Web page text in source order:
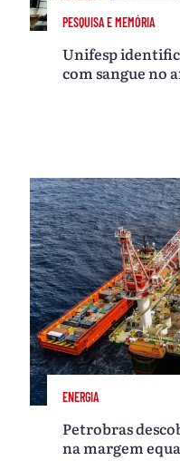
PESQUISA E MEMÓRIA
Unifesp
com sangue no
ENERGIA
Petrobras
na margem